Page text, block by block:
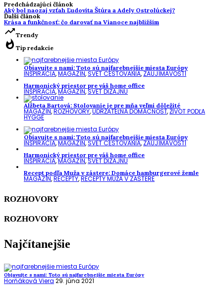
Predchádzajúci článok
Aký bol naozaj vzťah Ľudovíta Štúra a Adely Ostrolúckej?
Ďalší článok
Krása a funkčnosť: čo darovať na Vianoce najbližším
trending_upTrendy
whatshot Tip redakcie
Objavujte s nami: Toto sú najfarebnejšie miesta Európy
INŠPIRÁCIA,MAGAZÍN,SVET CESTOVANIA,ZAUJÍMAVOSTI
Harmonický priestor pre váš home office
INŠPIRÁCIA,MAGAZÍN,SVET DIZAJNU
Alžbeta Bartová: Stolovanie je pre mňa veľmi dôležité
MAGAZÍN,ROZHOVORY,UDRŽATEĽNÁ DOMÁCNOSŤ,ŽIVOT PODĽA
HYGGE
Objavujte s nami: Toto sú najfarebnejšie miesta Európy
INŠPIRÁCIA,MAGAZÍN,SVET CESTOVANIA,ZAUJÍMAVOSTI
Harmonický priestor pre váš home office
INŠPIRÁCIA,MAGAZÍN,SVET DIZAJNU
Recept podľa Muža v zástere: Domáce hamburgerové žemle
MAGAZÍN,RECEPTY,RECEPTY MUŽA V ZÁSTERE
ROZHOVORY
ROZHOVORY
Najčítanejšie
Objavujte s nami: Toto sú najfarebnejšie miesta Európy
Horňáková Viera 29. júna 2021